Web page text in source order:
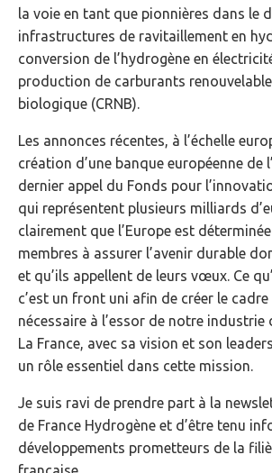
la voie en tant que pionnières dans le
infrastructures de ravitaillement en
conversion de l’hydrogène en
production de carburants
biologique (CRNB).
Les annonces récentes, à l’échelle
création d’une banque européenne de
dernier appel du Fonds pour
qui représentent plusieurs milliards
clairement que l’Europe est
membres à assurer l’avenir durable
et qu’ils appellent de leurs vœux. Ce
c’est un front uni afin de créer le
nécessaire à l’essor de notre industrie
La France, avec sa vision et son
un rôle essentiel dans cette mission.
Je suis ravi de prendre part à la
de France Hydrogène et d’être tenu
développements prometteurs de la